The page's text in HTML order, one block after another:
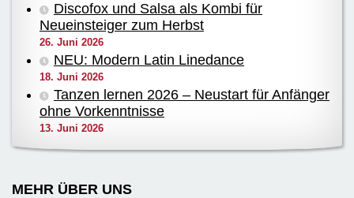
Discofox und Salsa als Kombi für
Neueinsteiger zum Herbst
26. Juni 2026
NEU: Modern Latin Linedance
18. Juni 2026
Tanzen lernen 2026 – Neustart für Anfänger
ohne Vorkenntnisse
13. Juni 2026
MEHR ÜBER UNS